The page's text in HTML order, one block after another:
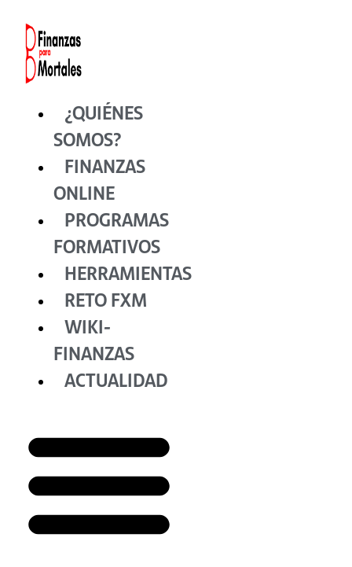
contenido
¿QUIÉNES
SOMOS?
FINANZAS
ONLINE
PROGRAMAS
FORMATIVOS
HERRAMIENTAS
RETO FXM
WIKI-
FINANZAS
ACTUALIDAD